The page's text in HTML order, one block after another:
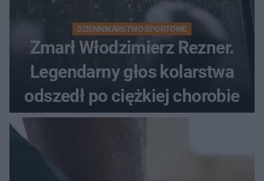
DZIENNIKARSTWO SPORTOWE
Zmarł Włodzimierz Rezner.
Legendarny głos kolarstwa
odszedł po ciężkiej chorobie